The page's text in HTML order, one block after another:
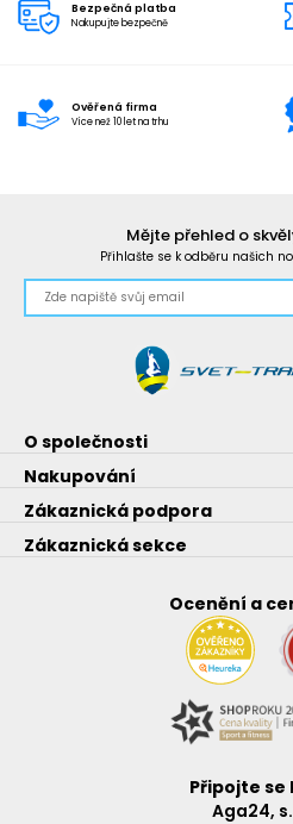
Bezpečná platba
Nakupujte bezpečně
Ověřená firma
Více než 10 let na trhu
Mějte přehled o
Přihlašte se k odběru našich
O společnosti
Nakupování
Zákaznická podpora
Zákaznická sekce
Ocenění a
Připojte se
Aga24,